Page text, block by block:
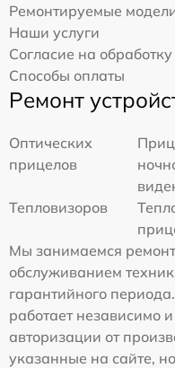
Ремонтируемые
Наши услуги
Согласие на
Способы оплаты
Ремонт
Оптических
прицелов
Тепловизоров
Мы занимаемся
обслуживанием
гарантийного
работает независимо
авторизации от
указанные на сайте,